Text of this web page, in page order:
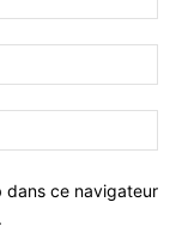
:*
:*
:
dans ce navigateur